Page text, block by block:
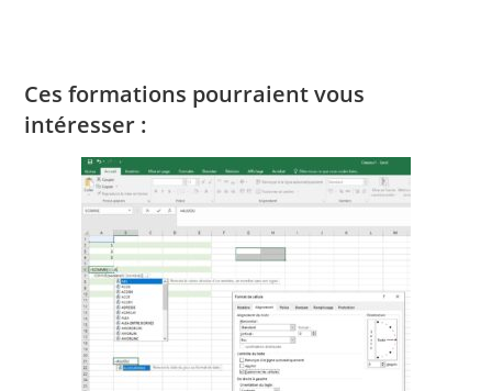
Ces formations pourraient vous
intéresser :